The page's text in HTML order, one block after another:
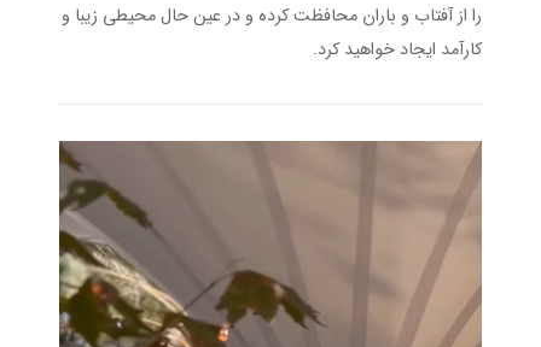
را از آفتاب و باران محافظت کرده و در عین حال محیطی زیبا و
کارآمد ایجاد خواهید کرد.